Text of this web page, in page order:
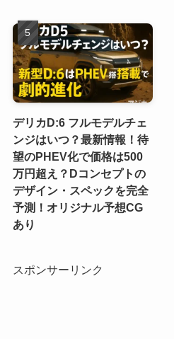
デリカD:6 フルモデルチェ
ンジはいつ？最新情報！待
望のPHEV化で価格は500
万円超え？Dコンセプトの
デザイン・スペックを完全
予測！オリジナル予想CG
あり
スポンサーリンク